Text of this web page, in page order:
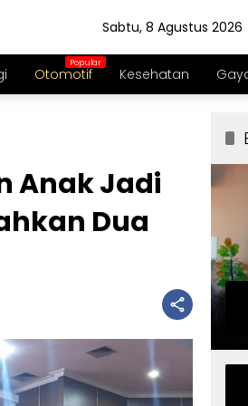
Sabtu, 8 Agustus 2026
Otomotif Kesehatan
Anak Jadi
Dua